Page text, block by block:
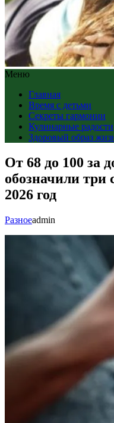
Меню
Главная
Время с детьми
Секреты гармонии
Кулинарные радости
Здоровый образ
От 68 до 100 за
обозначили три
2026 год
Разноеadmin